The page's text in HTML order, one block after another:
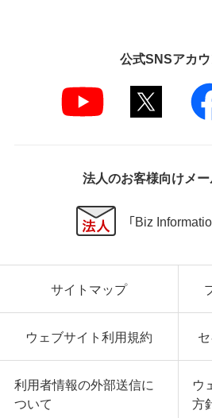
公式SNSアカ
法人のお客様向けメ
「Biz
サイトマップ
ウェブサイト利用規約
利用者情報の外部送信に
ついて
ウ
方